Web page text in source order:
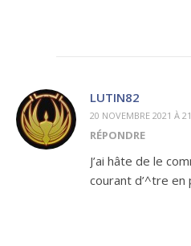
LUTIN82
20 NOVEMBRE 2021 À
RÉPONDRE
J’ai hâte de le
courant d’^tre en